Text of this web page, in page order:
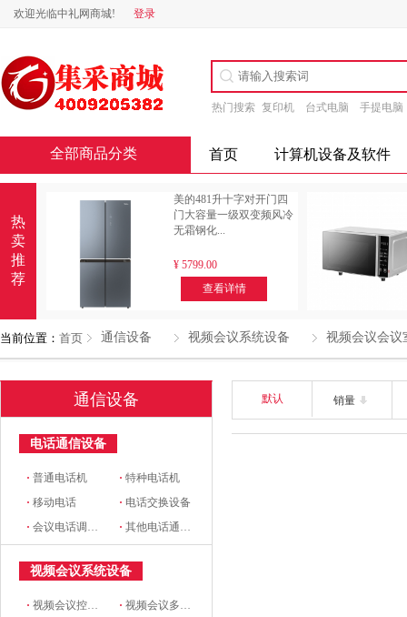
欢迎光临中礼网商城! 登录
热门搜索 复印机 台式电脑 手提电脑
全部商品分类 首页 计算机设备及软件
热
卖
推
荐
美的481升十字对开门四
门大容量一级双变频风冷
无霜钢化...
¥ 5799.00
查看详情
当前位置： 首页 通信设备 视频会议系统设备 视频会议会议
通信设备
电话通信设备
·普通电话机 ·特种电话机
·移动电话 · 电话交换设备
·会议电话调度设备及市话 中继设备 ·其他电话通信设备
视频会议系统设备
·视频会议控制台 ·视频会议多点控制器
默认 销量